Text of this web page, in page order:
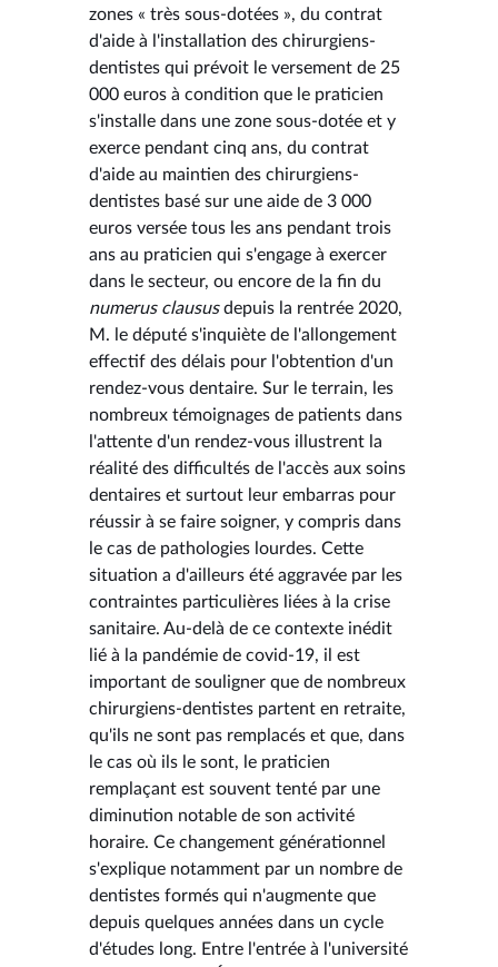
zones « très sous-dotées », du contrat
d'aide à l'installation des chirurgiens-
dentistes qui prévoit le versement de 25
000 euros à condition que le praticien
s'installe dans une zone sous-dotée et y
exerce pendant cinq ans, du contrat
d'aide au maintien des chirurgiens-
dentistes basé sur une aide de 3 000
euros versée tous les ans pendant trois
ans au praticien qui s'engage à exercer
dans le secteur, ou encore de la fin du
numerus claususdepuis la rentrée 2020,
M. le député s'inquiète de l'allongement
effectif des délais pour l'obtention d'un
rendez-vous dentaire. Sur le terrain, les
nombreux témoignages de patients dans
l'attente d'un rendez-vous illustrent la
réalité des difficultés de l'accès aux soins
dentaires et surtout leur embarras pour
réussir à se faire soigner, y compris dans
le cas de pathologies lourdes. Cette
situation a d'ailleurs été aggravée par les
contraintes particulières liées à la crise
sanitaire. Au-delà de ce contexte inédit
lié à la pandémie de covid-19, il est
important de souligner que de nombreux
chirurgiens-dentistes partent en retraite,
qu'ils ne sont pas remplacés et que, dans
le cas où ils le sont, le praticien
remplaçant est souvent tenté par une
diminution notable de son activité
horaire. Ce changement générationnel
s'explique notamment par un nombre de
dentistes formés qui n'augmente que
depuis quelques années dans un cycle
d'études long. Entre l'entrée à l'université